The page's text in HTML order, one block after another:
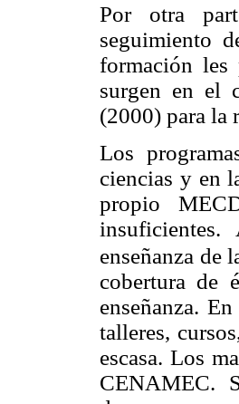
Por otra
seguimiento
formación les
surgen en el
(2000) para la
Los
ciencias y en
propio
insuficientes.
enseñanza de
cobertura de
enseñanza.
talleres,
escasa. Los
CENAMEC.